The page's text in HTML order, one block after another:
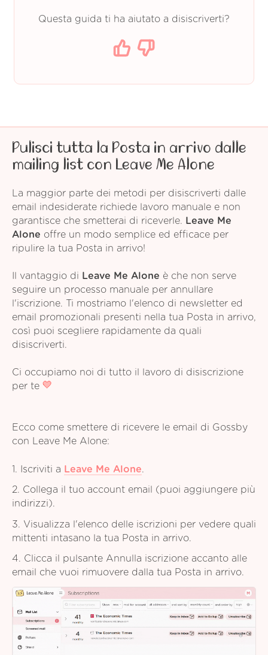
Questa guida ti ha aiutato a disiscriverti?
Pulisci tutta la Posta in arrivo dalle
mailing list con Leave Me Alone
La maggior parte dei metodi per disiscriverti dalle
email indesiderate richiede lavoro manuale e non
garantisce che smetterai di riceverle.
Leave Me
Alone offre un modo semplice ed efficace per
ripulire la tua Posta in arrivo!
Il vantaggio di Leave Me Alone è che non serve
seguire un processo manuale per annullare
l'iscrizione. Ti mostriamo l'elenco di newsletter ed
email promozionali presenti nella tua Posta in arrivo,
così puoi scegliere rapidamente da quali
disiscriverti.
Ci occupiamo noi di tutto il lavoro di disiscrizione
per te
Ecco come smettere di ricevere le email di Gossby
con Leave Me Alone:
1. Iscriviti a Leave Me Alone.
2. Collega il tuo account email (puoi aggiungere più
indirizzi).
3. Visualizza l'elenco delle iscrizioni per vedere quali
mittenti intasano la tua Posta in arrivo.
4. Clicca il pulsante Annulla iscrizione accanto alle
email che vuoi rimuovere dalla tua Posta in arrivo.